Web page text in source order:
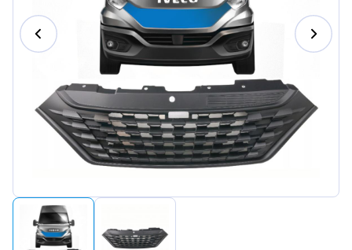
Magyar
Lietuvių
Hrvatski
Português
Slovenian
Latvian
Slovenčina